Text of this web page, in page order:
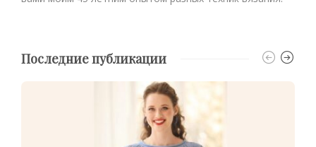
Последние публикации